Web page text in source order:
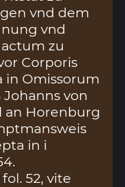
vnd dem
vnd
zu
Corporis
in Omissorum
Johanns von
an Horenburg
in i
52, vite